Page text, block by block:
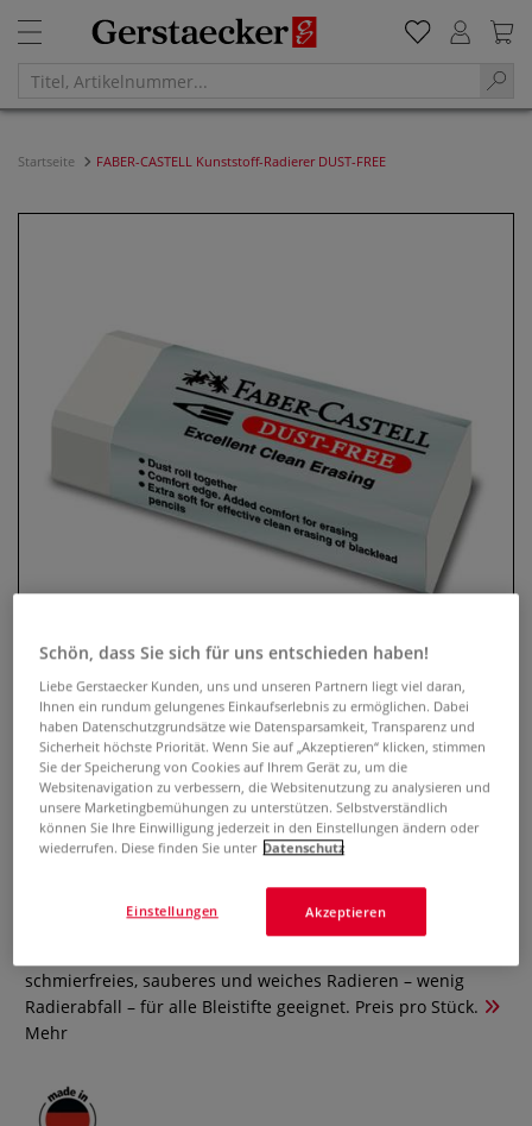
Startseite FABER-CASTELL Kunststoff-Radierer DUST-FREE
FABER-CASTELL Kunststoff-
Radierer DUST-FREE
0 Bewertungen
FABER-CASTELL Kunststoff-Radierer DUST-FREE -
schmierfreies, sauberes und weiches Radieren – wenig
Radierabfall – für alle Bleistifte geeignet. Preis pro Stück.
Mehr
Schön, dass Sie sich für uns entschieden haben!
Liebe Gerstaecker Kunden, uns und unseren Partnern liegt viel daran,
Ihnen ein rundum gelungenes Einkaufserlebnis zu ermöglichen. Dabei
haben Datenschutzgrundsätze wie Datensparsamkeit, Transparenz und
Sicherheit höchste Priorität. Wenn Sie auf „Akzeptieren“ klicken, stimmen
Sie der Speicherung von Cookies auf Ihrem Gerät zu, um die
Websitenavigation zu verbessern, die Websitenutzung zu analysieren und
unsere Marketingbemühungen zu unterstützen. Selbstverständlich
können Sie Ihre Einwilligung jederzeit in den Einstellungen ändern oder
wiederrufen. Diese finden Sie unter Datenschutz
Akzeptieren
Einstellungen